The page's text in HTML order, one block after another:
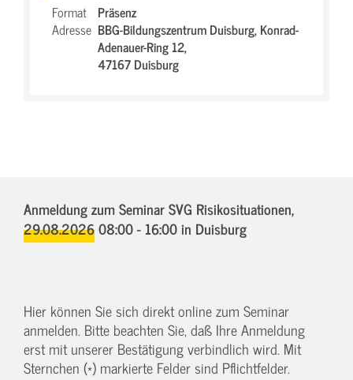
Format Präsenz
Adresse BBG-Bildungszentrum Duisburg,Konrad-
Adenauer-Ring 12,
47167 Duisburg
Anmeldung zum Seminar SVG Risikosituationen,
29.08.2026 08:00 - 16:00in Duisburg
Hier können Sie sich direkt online zum Seminar
anmelden. Bitte beachten Sie, daß Ihre Anmeldung
erst mit unserer Bestätigung verbindlich wird. Mit
Sternchen (*) markierte Felder sind Pflichtfelder.